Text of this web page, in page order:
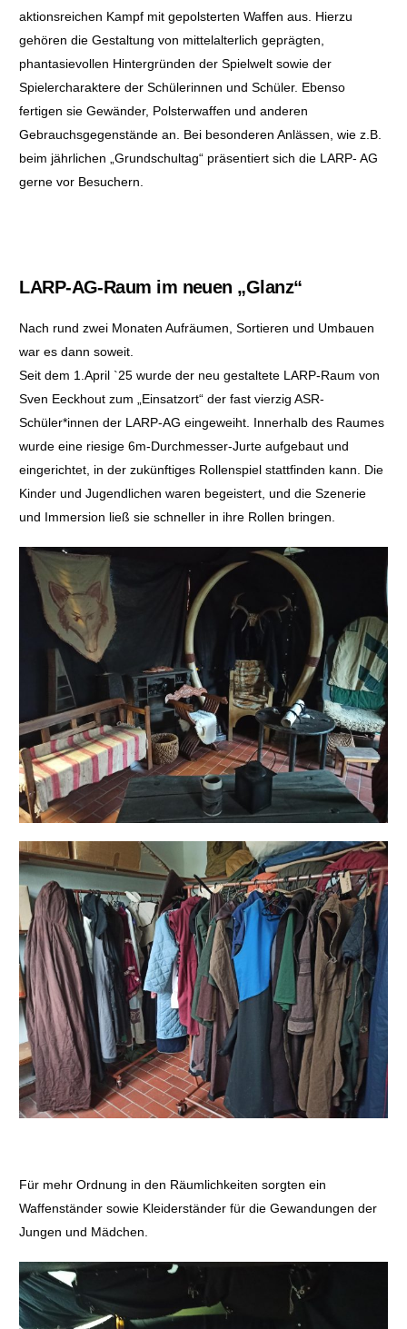
aktionsreichen Kampf mit gepolsterten Waffen aus. Hierzu
gehören die Gestaltung von mittelalterlich geprägten,
phantasievollen Hintergründen der Spielwelt sowie der
Spielercharaktere der Schülerinnen und Schüler. Ebenso
fertigen sie Gewänder, Polsterwaffen und anderen
Gebrauchsgegenstände an. Bei besonderen Anlässen, wie z.B.
beim jährlichen „Grundschultag“ präsentiert sich die LARP- AG
gerne vor Besuchern.
LARP-AG-Raum im neuen „Glanz“
Nach rund zwei Monaten Aufräumen, Sortieren und Umbauen
war es dann soweit.
Seit dem 1.April `25 wurde der neu gestaltete LARP-Raum von
Sven Eeckhout zum „Einsatzort“ der fast vierzig ASR-
Schüler*innen der LARP-AG eingeweiht. Innerhalb des Raumes
wurde eine riesige 6m-Durchmesser-Jurte aufgebaut und
eingerichtet, in der zukünftiges Rollenspiel stattfinden kann. Die
Kinder und Jugendlichen waren begeistert, und die Szenerie
und Immersion ließ sie schneller in ihre Rollen bringen.
Für mehr Ordnung in den Räumlichkeiten sorgten ein
Waffenständer sowie Kleiderständer für die Gewandungen der
Jungen und Mädchen.